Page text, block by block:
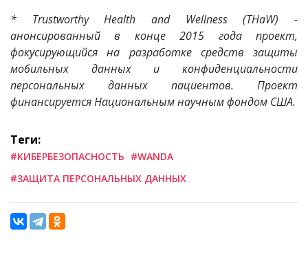
* Trustworthy Health and Wellness (THaW) -
анонсированный в конце 2015 года проект,
фокусирующийся на разработке средств защиты
мобильных данных и конфиденциальности
персональных данных пациентов. Проект
финансируется Национальным научным фондом США.
Теги:
#КИБЕРБЕЗОПАСНОСТЬ #WANDA
#ЗАЩИТА ПЕРСОНАЛЬНЫХ ДАННЫХ